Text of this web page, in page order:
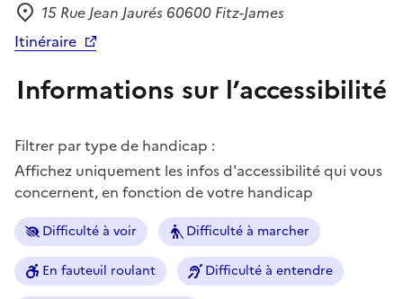
Adresse
15 Rue Jean Jaurés 60600 Fitz-James
Itinéraire
Informations sur l’accessibilité
Filtrer par type de handicap :
Affichez uniquement les infos d'accessibilité qui vous
concernent, en fonction de votre handicap
Difficulté à voir Difficulté à marcher
En fauteuil roulant Difficulté à entendre